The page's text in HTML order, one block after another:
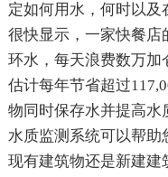
定如何用水，何时以
很快显示，一家快餐
环水，每天浪费数万加
估计每年节省超过
物同时保存水并提高水
水质监测系统可以帮助
现有建筑物还是新建建